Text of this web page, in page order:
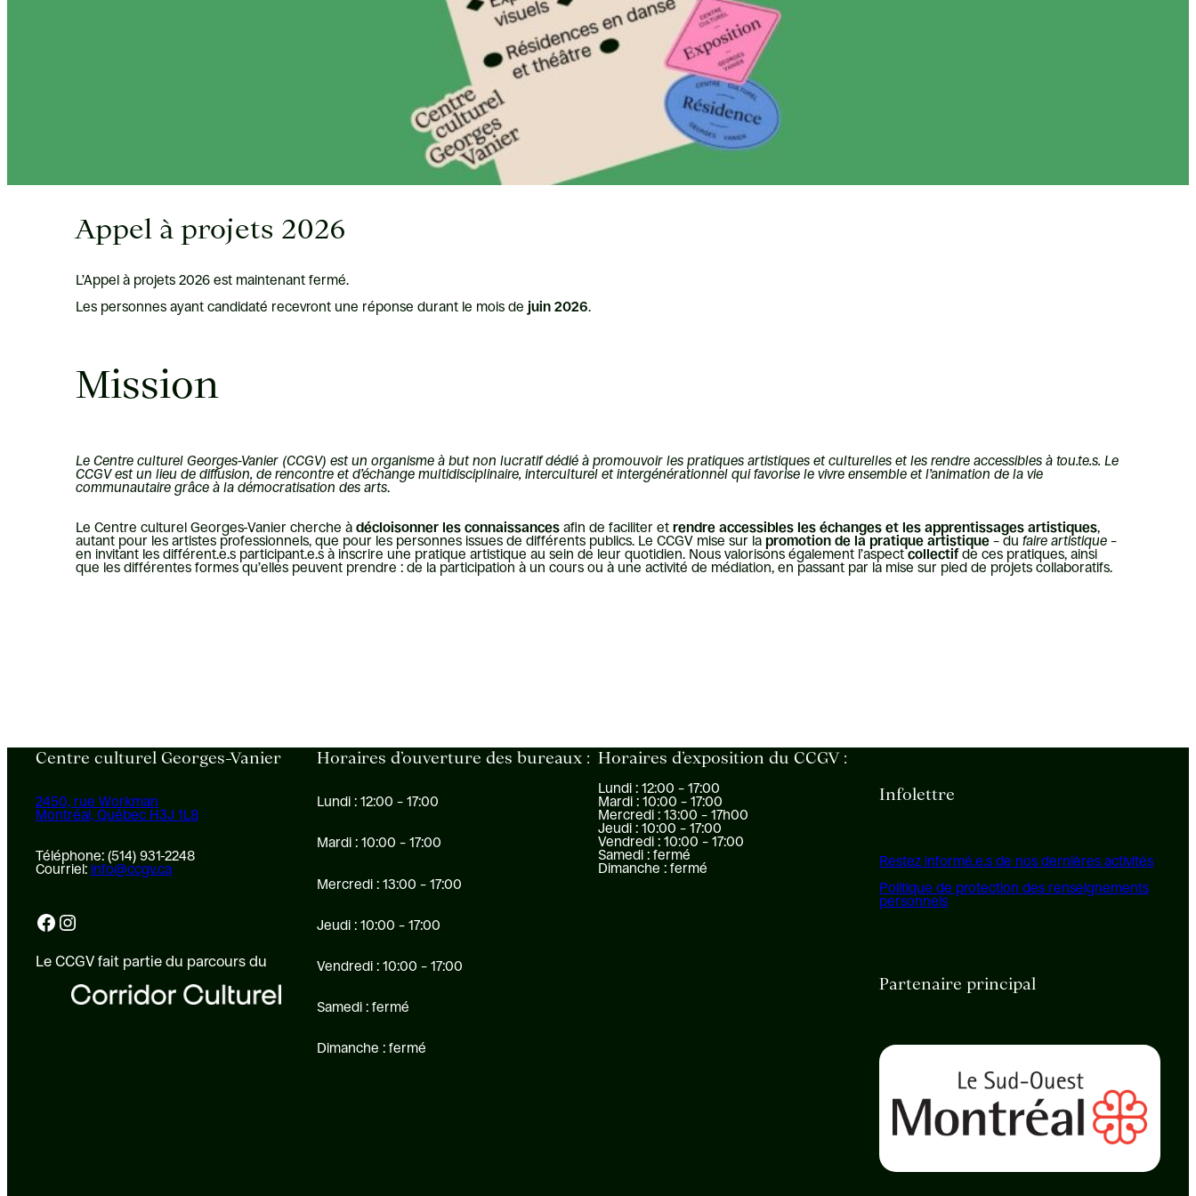
Appel à projets 2026
L’Appel à projets 2026 est maintenant fermé.
Les personnes ayant candidaté recevront une réponse durant le mois de juin 2026.
Mission
Le Centre culturel Georges-Vanier (CCGV) est un organisme à but non lucratif dédié à promouvoir les pratiques artistiques et culturelles et les rendre accessibles à tou.te.s. Le
CCGV est un lieu de diffusion, de rencontre et d’échange multidisciplinaire, interculturel et intergénérationnel qui favorise le vivre ensemble et l’animation de la vie
communautaire grâce à la démocratisation des arts.
Le Centre culturel Georges-Vanier cherche àdécloisonner les connaissancesafin de faciliter etrendre accessibles les échanges et les apprentissages artistiques,
autant pour les artistes professionnels, que pour les personnes issues de différents publics. Le CCGV mise sur la promotion de la pratique artistique– dufaire artistique –
en invitant les différent.e.s participant.e.s à inscrire une pratique artistique au sein de leur quotidien. Nous valorisons également l’aspectcollectifde ces pratiques, ainsi
que les différentes formes qu’elles peuvent prendre : de la participation à un cours ou à une activité de médiation, en passant par la mise sur pied de projets collaboratifs.
Centre culturel Georges-Vanier
2450, rue Workman
Montréal, Québec H3J 1L8
Téléphone: (514) 931-2248
Courriel: info@ccgv.ca
Facebook Instagram
Le CCGV fait partie du parcours du
Horaires d’ouverture des bureaux :
Lundi : 12:00 – 17:00
Mardi : 10:00 – 17:00
Mercredi : 13:00 – 17:00
Jeudi : 10:00 – 17:00
Vendredi : 10:00 – 17:00
Samedi : fermé
Dimanche : fermé
Horaires d’exposition du CCGV :
Lundi : 12:00 – 17:00
Mardi : 10:00 – 17:00
Mercredi : 13:00 – 17h00
Jeudi : 10:00 – 17:00
Vendredi : 10:00 – 17:00
Samedi : fermé
Dimanche : fermé
Infolettre
Restez informé.e.s de nos dernières activités
Politique de protection des renseignements
personnels
Partenaire principal